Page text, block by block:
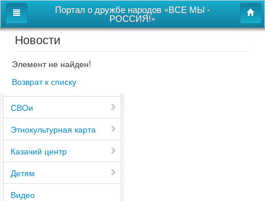
Портал о дружбе народов «ВСЕ МЫ -
РОССИЯ!»
Главная
Дом дружбы народов
Новости
СВОи
Этнокультурная карта
Казачий центр
Детям
Видео
Новости
Элемент не найден!
Возврат к списку